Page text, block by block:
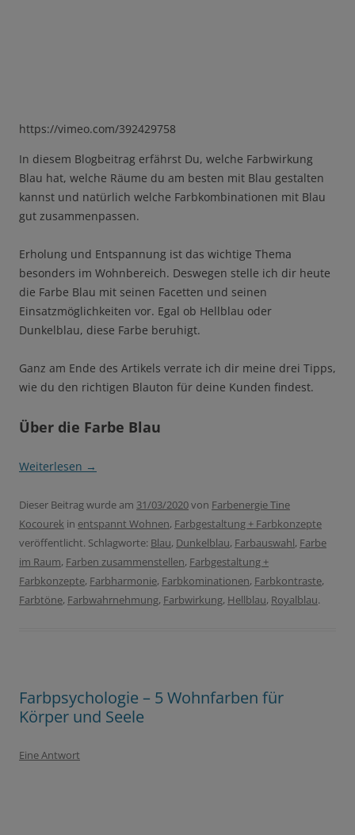
https://vimeo.com/392429758
In diesem Blogbeitrag erfährst Du, welche Farbwirkung
Blau hat, welche Räume du am besten mit Blau gestalten
kannst und natürlich welche Farbkombinationen mit Blau
gut zusammenpassen.
Erholung und Entspannung ist das wichtige Thema
besonders im Wohnbereich. Deswegen stelle ich dir heute
die Farbe Blau mit seinen Facetten und seinen
Einsatzmöglichkeiten vor. Egal ob Hellblau oder
Dunkelblau, diese Farbe beruhigt.
Ganz am Ende des Artikels verrate ich dir meine drei Tipps,
wie du den richtigen Blauton für deine Kunden findest.
Über die Farbe Blau
Weiterlesen →
Dieser Beitrag wurde am 31/03/2020von Farbenergie Tine
Kocourek in entspannt Wohnen, Farbgestaltung + Farbkonzepte
veröffentlicht. Schlagworte: Blau, Dunkelblau, Farbauswahl, Farbe
im Raum, Farben zusammenstellen, Farbgestaltung +
Farbkonzepte, Farbharmonie, Farbkominationen, Farbkontraste,
Farbtöne, Farbwahrnehmung, Farbwirkung, Hellblau, Royalblau.
Farbpsychologie – 5 Wohnfarben für
Körper und Seele
Eine Antwort